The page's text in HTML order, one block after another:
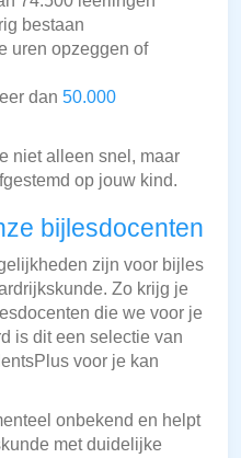
bestaan
uren opzeggen of
dan 50.000
niet alleen snel, maar
op jouw kind.
bijlesdocenten
zijn voor bijles
Zo krijg je
die we voor je
is dit een selectie van
voor je kan
onbekend en helpt
met duidelijke